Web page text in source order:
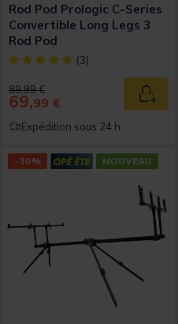
Rod Pod Prologic C-Series
Convertible Long Legs 3
Rod Pod
[object Object] out of 5
(3)
Price reduced from
89,99 €to
69,99 €
Expédition sous 24 h
-30% NOUVEAU